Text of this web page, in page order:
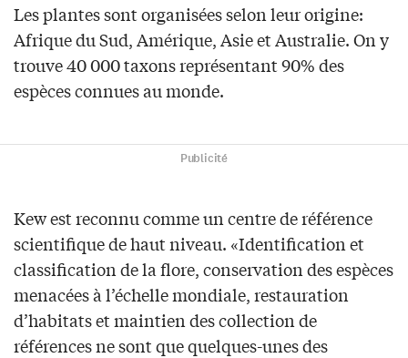
Les plantes sont organisées selon leur origine:
Afrique du Sud, Amérique, Asie et Australie. On y
trouve 40 000 taxons représentant 90% des
espèces connues au monde.
Publicité
Kew est reconnu comme un centre de référence
scientifique de haut niveau. «Identification et
classification de la flore, conservation des espèces
menacées à l’échelle mondiale, restauration
d’habitats et maintien des collection de
références ne sont que quelques-unes des